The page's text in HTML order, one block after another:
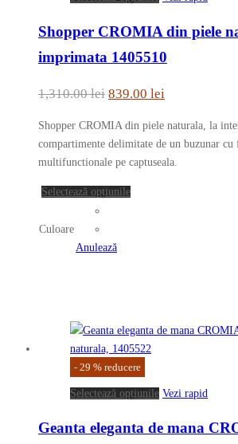
are
mai
variații.
pot
fi
alese
Shopper CROMIA din piele
imprimata 1405510
1,310.00lei Prețul
a
fost:
1,310.00 lei.
839.00 lei
este:
839.00 lei.
Shopper CROMIA din piele naturala, la
compartimente delimitate de un buzunar cu
multifunctionale pe captuseala.
Selectează opțiunileAcest
fi
alese
în
pagina
Culoare
Anulează
- 29 % reducere
Selectează opțiunile Acest
are
Vezi rapid
Geanta eleganta de mana